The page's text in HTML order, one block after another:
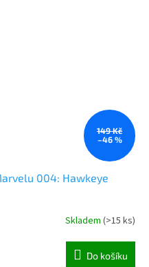
149 Kč
–46 %
004: Hawkeye
Skladem (>15 ks)
Do košíku